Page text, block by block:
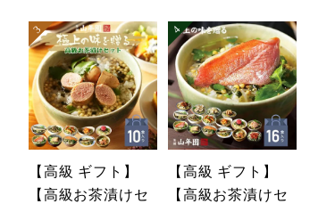
【高級 ギフト】
【高級お茶漬けセ
【高級 ギフト】
【高級お茶漬けセ